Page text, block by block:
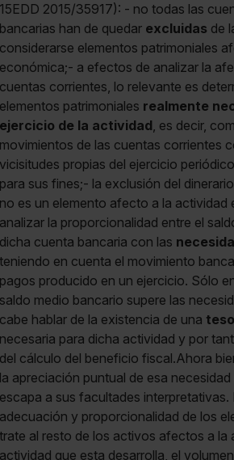
15EDD 2015/35917): - no todas las
bancarias han de quedar excluidas de
considerarse elementos patrimoniales
económica;- a efectos de analizar la
cuentas corrientes, lo relevante es
elementos patrimoniales realmente
ejercicio de la actividad, es decir,
movimientos de las cuentas corrientes
vicisitudes propias del ejercicio
para sus fines;- la exclusión del
no es un elemento afecto a la actividad
analizar la proporcionalidad entre el
dicha cuenta bancaria con las
teniendo en cuenta el movimiento
pagos producido en un ejercicio. Sólo
saldo medio bancario supere las
cabe hablar de la existencia de una
necesaria para dicha actividad y por
del cálculo del beneficio fiscal.Ahora
la apreciación puntual de esa
escapa a sus facultades interpretativas.
adecuación y proporcionalidad de los
trate al resto de los activos afectos a la
actividad que esta desarrolla, el